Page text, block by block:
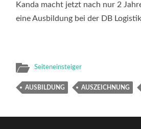
Kanda macht jetzt nach nur 2
eine Ausbildung bei der DB
Seiteneinsteiger
AUSBILDUNG AUSZEICHNUNG